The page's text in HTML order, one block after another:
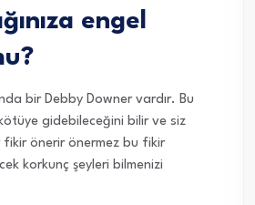
engel
bir Debby Downer vardır. Bu
gidebileceğini bilir ve siz
fikir önerir önermez bu fikir
korkunç şeyleri bilmenizi